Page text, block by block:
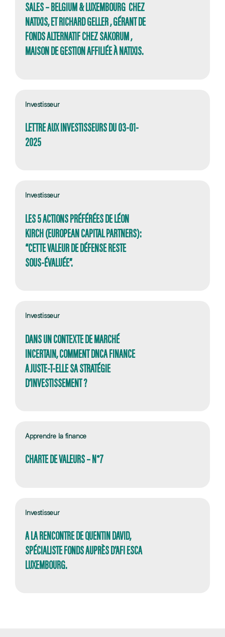
SALES – BELGIUM & LUXEMBOURG CHEZ
NATIXIS, ET RICHARD GELLER , GÉRANT DE
FONDS ALTERNATIF CHEZ SAKORUM ,
MAISON DE GESTION AFFILIÉE À NATIXIS.
Investisseur
LETTRE AUX INVESTISSEURS DU 03-01-
2025
Investisseur
LES 5 ACTIONS PRÉFÉRÉES DE LÉON
KIRCH (EUROPEAN CAPITAL PARTNERS):
“CETTE VALEUR DE DÉFENSE RESTE
SOUS-ÉVALUÉE”.
Investisseur
DANS UN CONTEXTE DE MARCHÉ
INCERTAIN, COMMENT DNCA FINANCE
AJUSTE-T-ELLE SA STRATÉGIE
D’INVESTISSEMENT ?
Apprendre la finance
CHARTE DE VALEURS – N°7
Investisseur
A LA RENCONTRE DE QUENTIN DAVID,
SPÉCIALISTE FONDS AUPRÈS D’AFI ESCA
LUXEMBOURG.